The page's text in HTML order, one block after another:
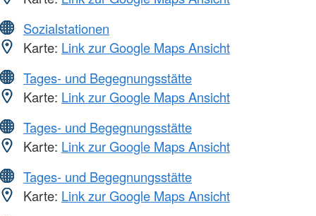
Sozialstationen
Karte: Link zur Google Maps Ansicht
Tages- und Begegnungsstätte
Karte: Link zur Google Maps Ansicht
Tages- und Begegnungsstätte
Karte: Link zur Google Maps Ansicht
Tages- und Begegnungsstätte
Karte: Link zur Google Maps Ansicht